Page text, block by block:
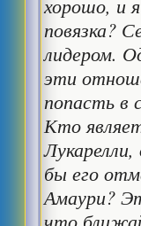
хорошо, и
повязка?
лидером.
эти
попасть в
Кто
бы его
Амаури?
что